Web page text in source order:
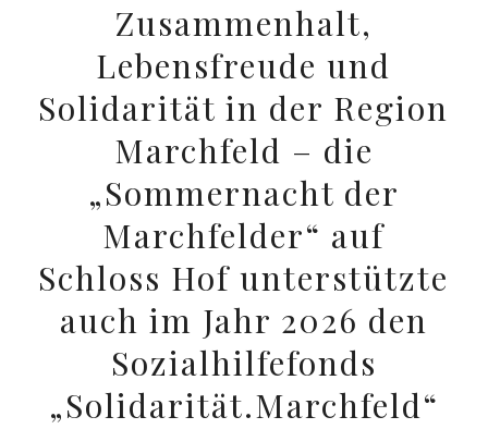
Zusammenhalt,
Lebensfreude und
Solidarität in der Region
Marchfeld – die
„Sommernacht der
Marchfelder“ auf
Schloss Hof unterstützte
auch im Jahr 2026 den
Sozialhilfefonds
„Solidarität.Marchfeld“